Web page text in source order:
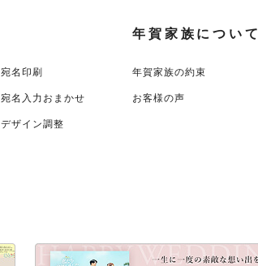
宛名印刷
宛名入力おまかせ
デザイン調整
年賀家族について
年賀家族の約束
お客様の声